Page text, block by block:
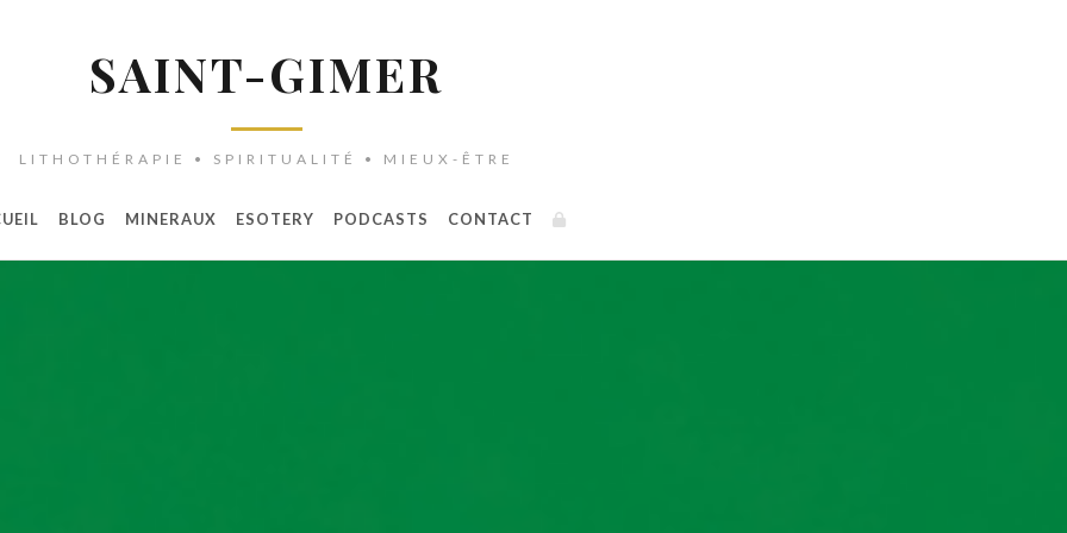
SAINT-GIMER
LITHOTHÉRAPIE • SPIRITUALITÉ • MIEUX-ÊTRE
BLOG MINERAUX ESOTERY PODCASTS CONTACT